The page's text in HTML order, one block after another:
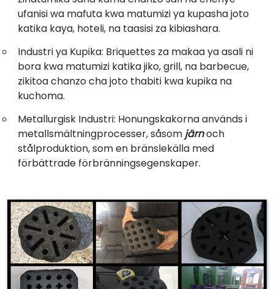
ufanisi wa mafuta kwa matumizi ya kupasha joto
katika kaya, hoteli, na taasisi za kibiashara.
Industri ya Kupika: Briquettes za makaa ya asali ni
bora kwa matumizi katika jiko, grill, na barbecue,
zikitoa chanzo cha joto thabiti kwa kupika na
kuchoma.
Metallurgisk Industri: Honungskakorna används i
metallsmältningprocesser, såsom järnoch
stålproduktion, som en bränslekälla med
förbättrade förbränningsegenskaper.